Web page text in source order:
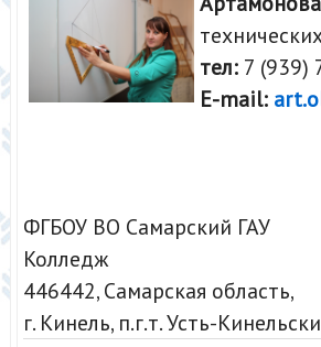
тел: 7 (939)
E-mail:
ФГБОУ ВО Самарский ГАУ
Колледж
446442, Самарская область,
г. Кинель, п.г.т. Усть-